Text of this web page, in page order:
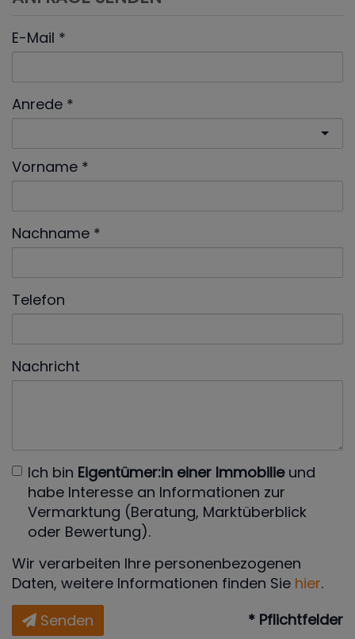
E-Mail
Anrede
Vorname
Nachname
Telefon
Nachricht
Ich bin Eigentümer:in einer Immobilieund
habe Interesse an Informationen zur
Vermarktung (Beratung, Marktüberblick
oder Bewertung).
Wir verarbeiten Ihre personenbezogenen
Daten, weitere Informationen finden Sie hier.
Senden
* Pflichtfelder